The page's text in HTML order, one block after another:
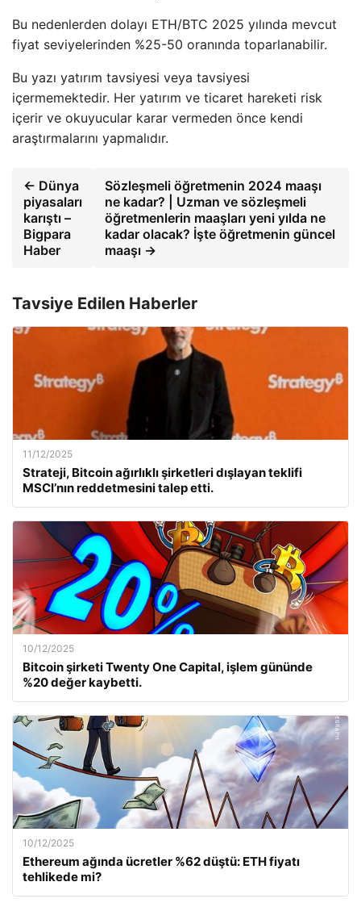
Bu nedenlerden dolayı ETH/BTC 2025 yılında mevcut
fiyat seviyelerinden %25-50 oranında toparlanabilir.
Bu yazı yatırım tavsiyesi veya tavsiyesi
içermemektedir. Her yatırım ve ticaret hareketi risk
içerir ve okuyucular karar vermeden önce kendi
araştırmalarını yapmalıdır.
← Dünya
piyasaları
karıştı –
Bigpara
Haber
Sözleşmeli öğretmenin 2024 maaşı
ne kadar? | Uzman ve sözleşmeli
öğretmenlerin maaşları yeni yılda ne
kadar olacak? İşte öğretmenin güncel
maaşı →
Tavsiye Edilen Haberler
11/12/2025
Strateji, Bitcoin ağırlıklı şirketleri dışlayan teklifi
MSCI’nın reddetmesini talep etti.
10/12/2025
Bitcoin şirketi Twenty One Capital, işlem gününde
%20 değer kaybetti.
10/12/2025
Ethereum ağında ücretler %62 düştü: ETH fiyatı
tehlikede mi?